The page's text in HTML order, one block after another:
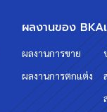
ผลงานของ BKA
ผลงานการขาย
ผลงานการตกแต่ง